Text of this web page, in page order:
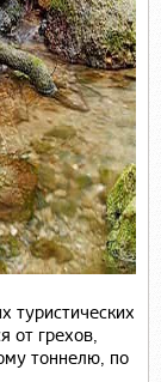
туристических
от грехов,
тоннелю, по